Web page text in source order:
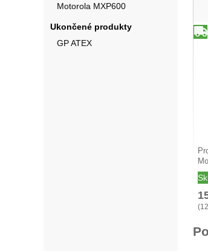
(
Motorola MXP600
Ukončené produkty
GP ATEX